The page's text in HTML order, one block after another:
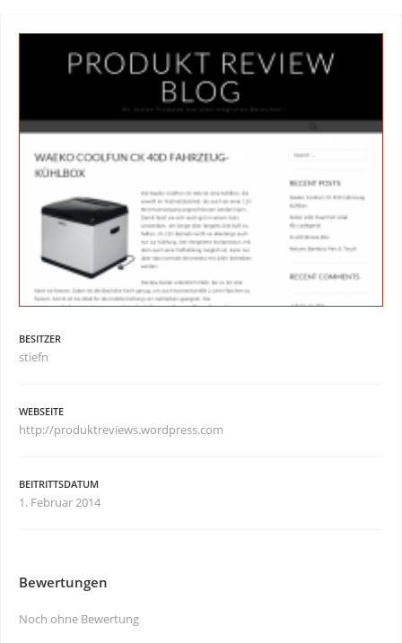
BESITZER
stiefn
WEBSEITE
http://produktreviews.wordpress.com
BEITRITTSDATUM
1. Februar 2014
Bewertungen
Noch ohne Bewertung